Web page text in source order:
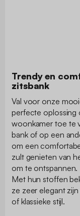
Trendy en
zitsbank
Val voor onze
perfecte oplossing
woonkamer toe te
bank of op een
om een
zult genieten van
om te ontspannen.
Met hun stoffen
ze zeer elegant
of klassieke stijl.